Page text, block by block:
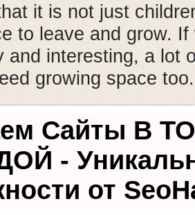
it is not just
to leave and grow.
and interesting, a lot
growing space too.
Сайты В
-
от